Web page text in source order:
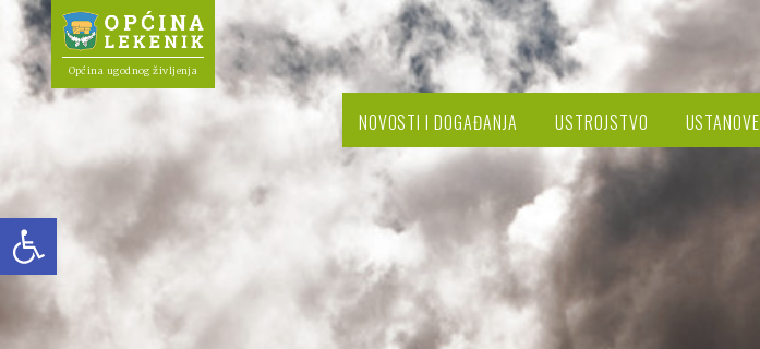
Open toolbar
Općina ugodnog življenja
NOVOSTI I DOGAĐANJA USTROJSTVO USTANOVE